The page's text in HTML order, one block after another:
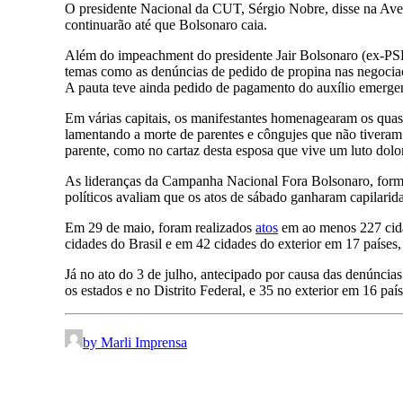
O presidente Nacional da CUT, Sérgio Nobre, disse na
continuarão até que Bolsonaro caia.
Além do impeachment do presidente Jair Bolsonaro (ex-
temas como as denúncias de pedido de propina nas
A pauta teve ainda pedido de pagamento do auxílio
Em várias capitais, os manifestantes homenagearam os
lamentando a morte de parentes e côngujes que não
parente, como no cartaz desta esposa que vive um luto
As lideranças da Campanha Nacional Fora Bolsonaro,
políticos avaliam que os atos de sábado ganharam
Em 29 de maio, foram realizados atos em ao menos 227
cidades do Brasil e em 42 cidades do exterior em 17
Já no ato do 3 de julho, antecipado por causa das
os estados e no Distrito Federal, e 35 no exterior em 16
by Marli Imprensa